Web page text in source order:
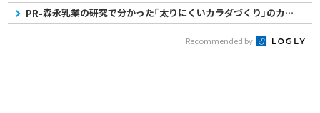
PR-
森永乳業の研究で分かった「太りにくいカラダづくり」のカギとは？
Recommended by